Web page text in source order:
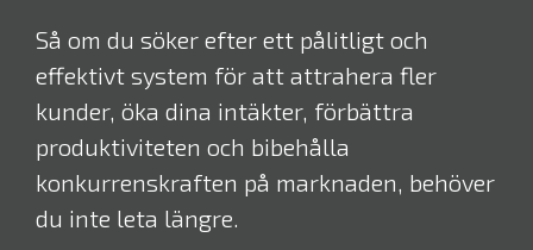
Så om du söker efter ett pålitligt och
effektivt system för att attrahera fler
kunder, öka dina intäkter, förbättra
produktiviteten och bibehålla
konkurrenskraften på marknaden, behöver
du inte leta längre.